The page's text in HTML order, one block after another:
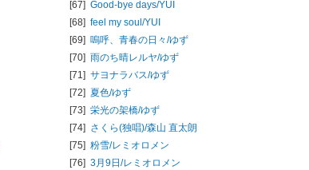
[67] Good-bye days/YUI
[68] feel my soul/YUI
[69] 嗚呼、青春の日々/ゆず
[70] 雨のち晴レルヤ/ゆず
[71] サヨナラバス/ゆず
[72] 夏色/ゆず
[73] 栄光の架橋/ゆず
[74] さくら(独唱)/森山 直太朗
[75] 粉雪/レミオロメン
[76] 3月9日/レミオロメン